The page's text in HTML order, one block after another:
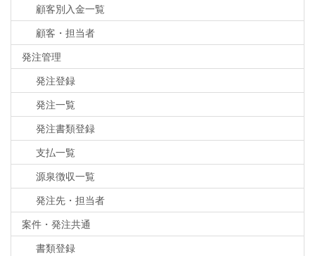
顧客別入金一覧
顧客・担当者
発注管理
発注登録
発注一覧
発注書類登録
支払一覧
源泉徴収一覧
発注先・担当者
案件・発注共通
書類登録